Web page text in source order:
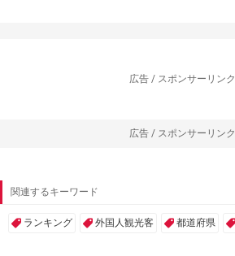
広告 / スポンサーリンク
広告 / スポンサーリンク
関連するキーワード
ランキング 外国人観光客 都道府県